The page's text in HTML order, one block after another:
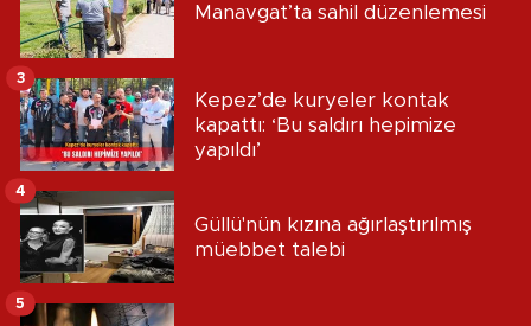
Manavgat’ta sahil düzenlemesi
Kepez’de kuryeler kontak
kapattı: ‘Bu saldırı hepimize
yapıldı’
3
Güllü'nün kızına ağırlaştırılmış
müebbet talebi
4
5